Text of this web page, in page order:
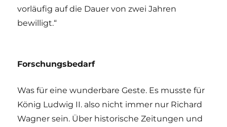
vorläufig auf die Dauer von zwei Jahren
bewilligt.“
Forschungsbedarf
Was für eine wunderbare Geste. Es musste für
König Ludwig II. also nicht immer nur Richard
Wagner sein. Über historische Zeitungen und